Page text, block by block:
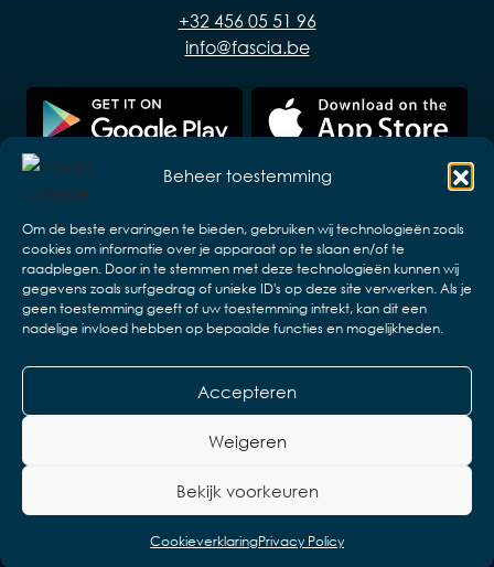
Beheer toestemming
Om de beste ervaringen te bieden, gebruiken wij technologieën zoals
cookies om informatie over je apparaat op te slaan en/of te
raadplegen. Door in te stemmen met deze technologieën kunnen wij
gegevens zoals surfgedrag of unieke ID's op deze site verwerken. Als je
geen toestemming geeft of uw toestemming intrekt, kan dit een
nadelige invloed hebben op bepaalde functies en mogelijkheden.
Accepteren
Weigeren
Bekijk voorkeuren
CookieverklaringPrivacy Policy
+32 456 05 51 96
info@fascia.be
Copyright © 2026 VZW ELB en associaties.
Design & realisatie:Web & App Easy
Algemene voorwaarden